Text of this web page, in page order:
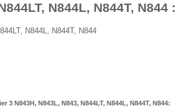
N844L, N844T, N844 :
N844L, N844T, N844
N843H, N843L, N843, N844LT, N844L, N844T, N844: